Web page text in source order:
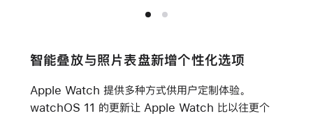
智能叠放与照片表盘新增个性化选项
Apple Watch 提供多种方式供用户定制体验。
watchOS 11 的更新让 Apple Watch 比以往更个